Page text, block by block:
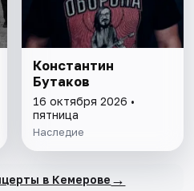
Константин
Бутаков
16 октября 2026 •
пятница
Наследие
в Кемерове →